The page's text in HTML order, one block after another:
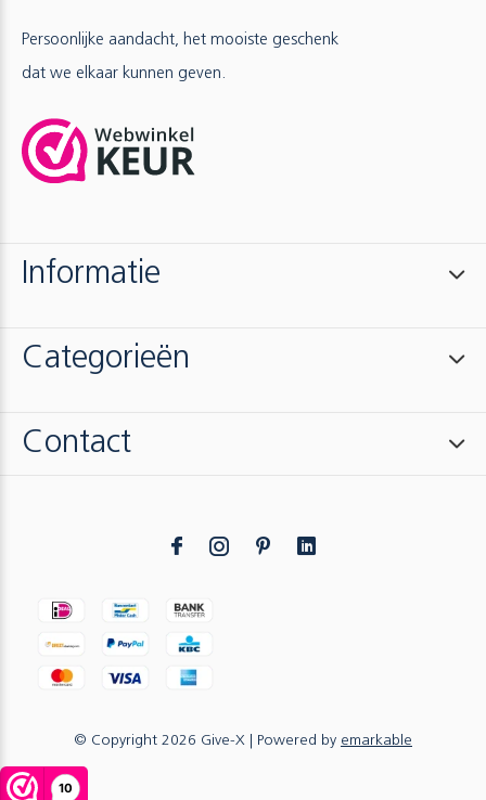
Persoonlijke aandacht, het mooiste geschenk
dat we elkaar kunnen geven.
Informatie
Categorieën
Contact
© Copyright 2026 Give-X | Powered by emarkable